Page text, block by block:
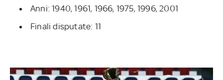
Anni: 1940, 1961, 1966, 1975, 1996, 2001
Finali disputate: 11